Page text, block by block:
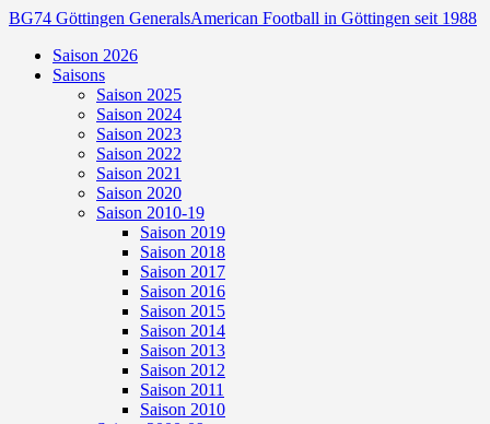
BG74 Göttingen GeneralsAmerican Football in Göttingen seit 1988
Saison 2026
Saisons
Saison 2025
Saison 2024
Saison 2023
Saison 2022
Saison 2021
Saison 2020
Saison 2010-19
Saison 2019
Saison 2018
Saison 2017
Saison 2016
Saison 2015
Saison 2014
Saison 2013
Saison 2012
Saison 2011
Saison 2010